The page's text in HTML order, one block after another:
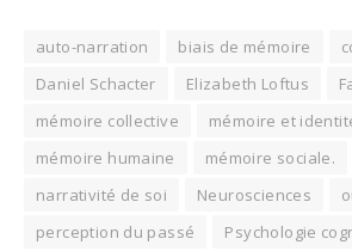
auto-narration biais de mémoire
Daniel Schacter
Elizabeth Loftus
mémoire collective
mémoire et
mémoire humaine
mémoire sociale.
narrativité de soi
Neurosciences
perception du passé
Psychologie